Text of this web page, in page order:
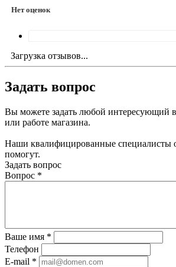
Нет оценок
Загрузка отзывов...
Задать вопрос
Вы можете задать любой интересующий
или работе магазина.
Наши квалифицированные специалисты
помогут.
Задать вопрос
Вопрос *
Ваше имя *
Телефон
E-mail *